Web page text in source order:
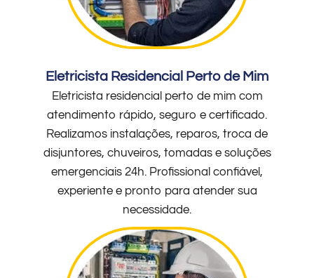
Eletricista Residencial Perto de Mim
Eletricista residencial perto de mim com
atendimento rápido, seguro e certificado.
Realizamos instalações, reparos, troca de
disjuntores, chuveiros, tomadas e soluções
emergenciais 24h. Profissional confiável,
experiente e pronto para atender sua
necessidade.